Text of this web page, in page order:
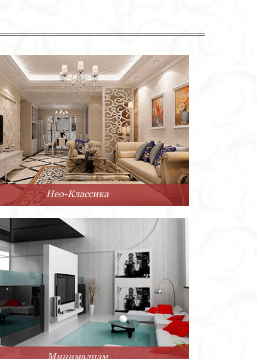
Нео-Классика
Минимализм